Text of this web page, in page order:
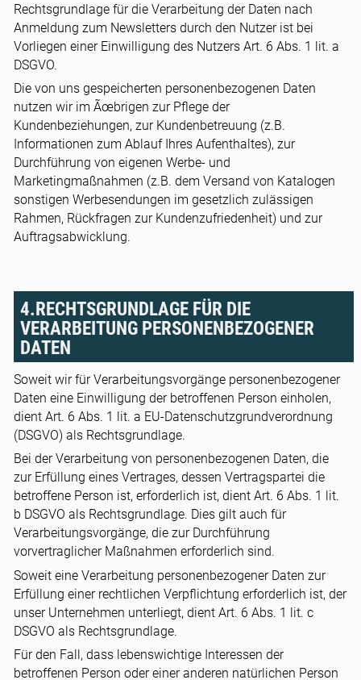
Rechtsgrundlage für die Verarbeitung der Daten nach
Anmeldung zum Newsletters durch den Nutzer ist bei
Vorliegen einer Einwilligung des Nutzers Art. 6 Abs. 1 lit. a
DSGVO.
Die von uns gespeicherten personenbezogenen Daten
nutzen wir im Ãœbrigen zur Pflege der
Kundenbeziehungen, zur Kundenbetreuung (z.B.
Informationen zum Ablauf Ihres Aufenthaltes), zur
Durchführung von eigenen Werbe- und
Marketingmaßnahmen (z.B. dem Versand von Katalogen
sonstigen Werbesendungen im gesetzlich zulässigen
Rahmen, Rückfragen zur Kundenzufriedenheit) und zur
Auftragsabwicklung.
4.RECHTSGRUNDLAGE FÜR DIE
VERARBEITUNG PERSONENBEZOGENER
DATEN
Soweit wir für Verarbeitungsvorgänge personenbezogener
Daten eine Einwilligung der betroffenen Person einholen,
dient Art. 6 Abs. 1 lit. a EU-Datenschutzgrundverordnung
(DSGVO) als Rechtsgrundlage.
Bei der Verarbeitung von personenbezogenen Daten, die
zur Erfüllung eines Vertrages, dessen Vertragspartei die
betroffene Person ist, erforderlich ist, dient Art. 6 Abs. 1 lit.
b DSGVO als Rechtsgrundlage. Dies gilt auch für
Verarbeitungsvorgänge, die zur Durchführung
vorvertraglicher Maßnahmen erforderlich sind.
Soweit eine Verarbeitung personenbezogener Daten zur
Erfüllung einer rechtlichen Verpflichtung erforderlich ist, der
unser Unternehmen unterliegt, dient Art. 6 Abs. 1 lit. c
DSGVO als Rechtsgrundlage.
Für den Fall, dass lebenswichtige Interessen der
betroffenen Person oder einer anderen natürlichen Person